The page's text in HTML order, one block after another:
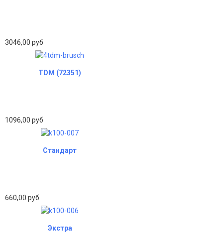
3046,00 руб
TDM (72351)
1096,00 руб
Стандарт
660,00 руб
Экстра